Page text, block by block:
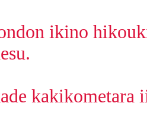
ikino
kakikometara